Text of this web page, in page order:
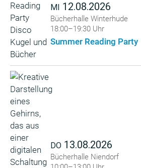
MI 12.08.2026
Bücherhalle Winterhude
18:00–19:30 Uhr
Summer Reading Party
DO 13.08.2026
Bücherhalle Niendorf